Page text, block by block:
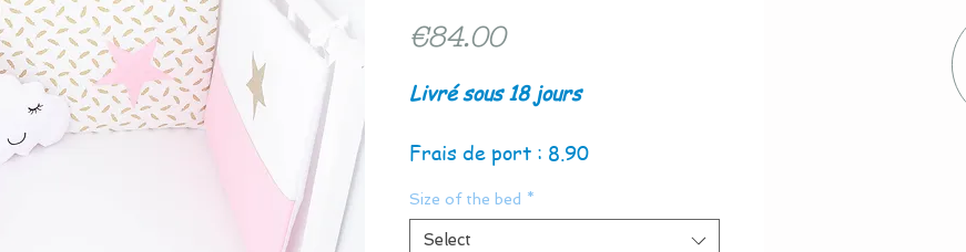
€84.00Price
Livré sous 18 jours
Frais de port : 8.90
Size of the bed *
Select